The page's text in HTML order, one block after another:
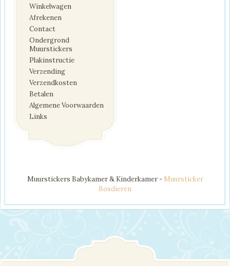
Winkelwagen
Afrekenen
Contact
Ondergrond
Muurstickers
Plakinstructie
Verzending
Verzendkosten
Betalen
Algemene Voorwaarden
Links
Muurstickers Babykamer & Kinderkamer - Muursticker
Bosdieren